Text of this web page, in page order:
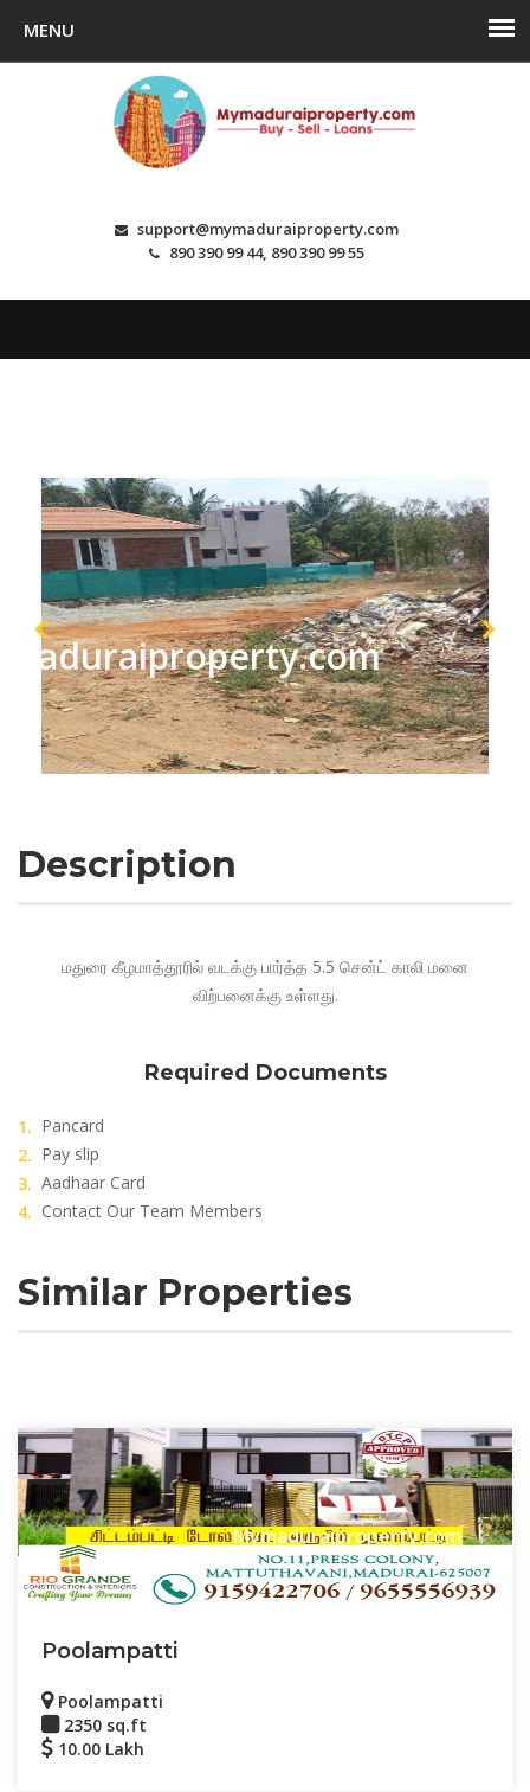
support@mymaduraiproperty.com
890 390 99 44, 890 390 99 55
Description
மதுரை கீழமாத்தூரில் வடக்கு பார்த்த 5.5 சென்ட் காலி மனை
விற்பனைக்கு உள்ளது.
Required Documents
Pancard
Pay slip
Aadhaar Card
Contact Our Team Members
Similar Properties
Mymaduraiproperty.com
Poolampatti
Poolampatti
2350 sq.ft
10.00 Lakh